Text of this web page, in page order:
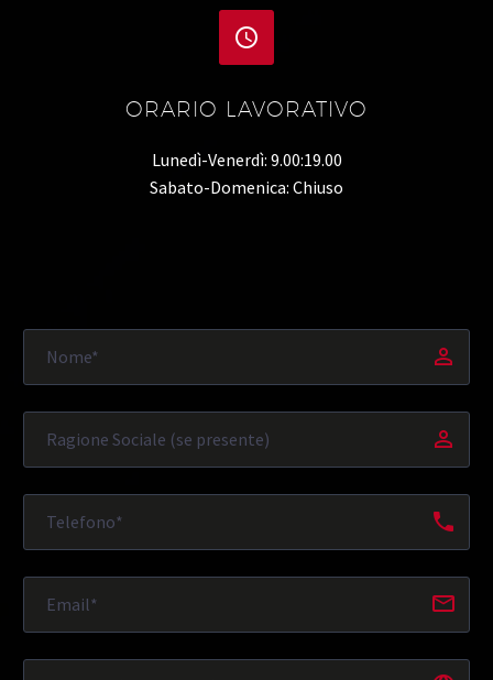


ORARIO LAVORATIVO
Lunedì-Venerdì: 9.00:19.00
Sabato-Domenica: Chiuso